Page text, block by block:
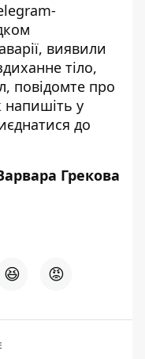
виявили
тіло,
повідомте про
напишіть у
до
Грекова
😆 😡